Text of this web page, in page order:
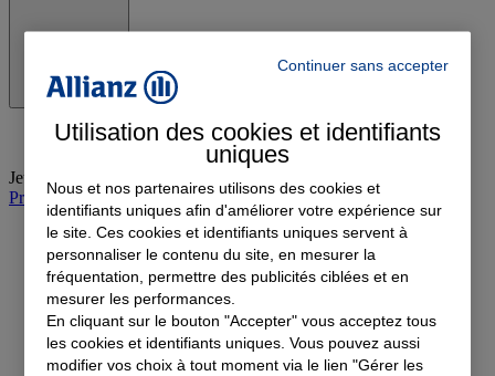
Jeudi
Prendre rendez-vous à l'agence
Continuer sans accepter
Utilisation des cookies et identifiants
uniques
Nous et nos partenaires utilisons des cookies et
identifiants uniques afin d'améliorer votre expérience sur
le site. Ces cookies et identifiants uniques servent à
personnaliser le contenu du site, en mesurer la
fréquentation, permettre des publicités ciblées et en
mesurer les performances.
En cliquant sur le bouton "Accepter" vous acceptez tous
les cookies et identifiants uniques. Vous pouvez aussi
modifier vos choix à tout moment via le lien "Gérer les